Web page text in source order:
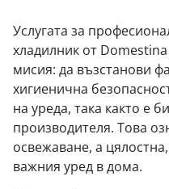
Услугата за
хладилник от
мисия: да възстанови
хигиенична
на уреда, така както е
производителя. Това
освежаване, а
важния уред в дома.